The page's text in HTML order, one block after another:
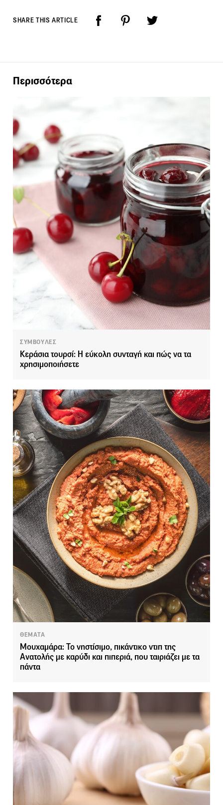
SHARE THIS ARTICLE
Περισσότερα
ΣΥΜΒΟΥΛΕΣ
Κεράσια τουρσί: Η εύκολη συνταγή και πώς να τα
χρησιμοποιήσετε
ΘΕΜΑΤΑ
Μουχαμάρα: Το νηστίσιμο, πικάντικο ντιπ της
Ανατολής με καρύδι και πιπεριά, που ταιριάζει με τα
πάντα